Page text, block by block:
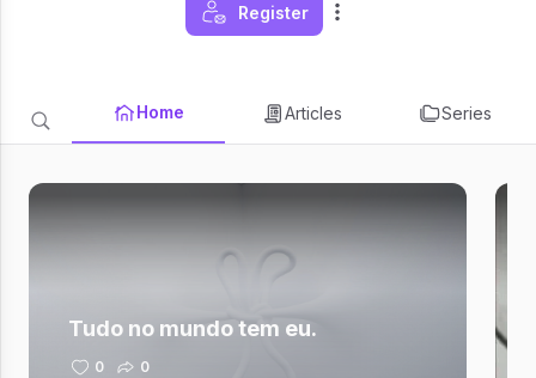
Register
Home Articles Series
Tudo no mundo tem eu.
0 0